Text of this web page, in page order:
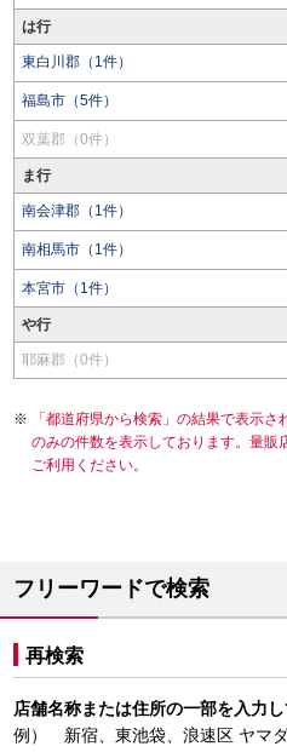
は行
東白川郡（1件）
福島市（5件）
双葉郡（0件）
ま行
南会津郡（1件）
南相馬市（1件）
本宮市（1件）
や行
耶麻郡（0件）
「都道府県から検索」の結果で表示
のみの件数を表示しております。量販
ご利用ください。
フリーワードで検索
再検索
店舗名称または住所の一部を入力
例） 新宿、東池袋、浪速区 ヤマ